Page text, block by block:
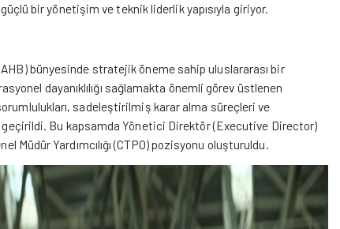
bir yönetişim ve teknik liderlik yapısıyla giriyor.
bünyesinde stratejik öneme sahip uluslararası bir
dayanıklılığı sağlamakta önemli görev üstlenen
sadeleştirilmiş karar alma süreçleri ve
Bu kapsamda Yönetici Direktör (Executive Director)
Müdür Yardımcılığı (CTPO) pozisyonu oluşturuldu.